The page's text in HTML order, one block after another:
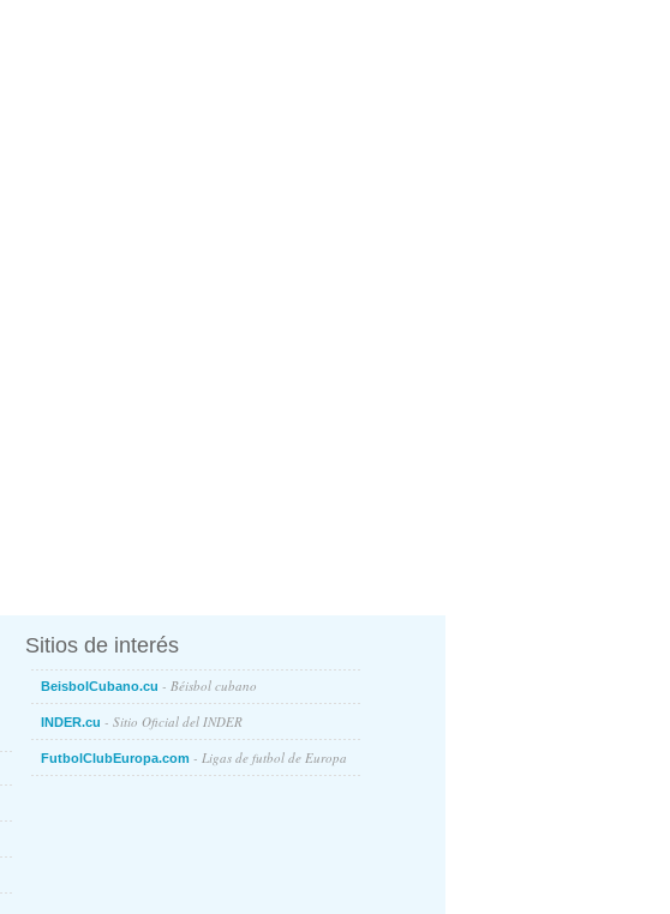
Sitios de interés
BeisbolCubano.cu - Béisbol cubano
INDER.cu - Sitio Oficial del INDER
FutbolClubEuropa.com - Ligas de futbol de Europa